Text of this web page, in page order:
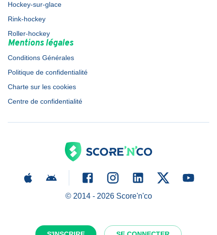
Hockey-sur-glace
Rink-hockey
Roller-hockey
Mentions légales
Conditions Générales
Politique de confidentialité
Charte sur les cookies
Centre de confidentialité
© 2014 - 2026Score'n'co